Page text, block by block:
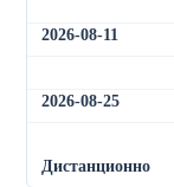
2026-08-11
2026-08-25
Дистанционно